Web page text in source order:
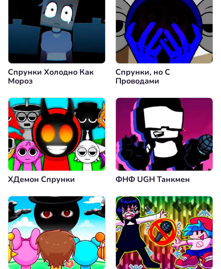
Спрунки Холодно Как
Мороз
Спрунки, но С
Проводами
XДемон Спрунки ФНФ UGH Танкмен